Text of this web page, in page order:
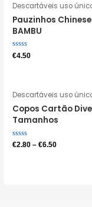
Descartáveis uso
Pauzinhos
BAMBU
Avaliação
0
€4.50
Descartáveis uso
Copos Cartão
Tamanhos
Avaliação
€2.80 –€6.50